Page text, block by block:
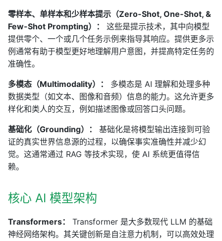
零样本、单样本和少样本提示（Zero-Shot, One-Shot, &
Few-Shot Prompting）：
这些是提示技术，其中向模型
提供零个、一个或几个任务示例来指导其响应。提供更多示
例通常有助于模型更好地理解用户意图，并提高特定任务的
准确性。
多模态（Multimodality）：
多模态是 AI 理解和处理多种
数据类型（如文本、图像和音频）信息的能力。这允许更多
样化和类人的交互，例如描述图像或回答口头问题。
基础化（Grounding）：
基础化是将模型输出连接到可验
证的真实世界信息源的过程，以确保事实准确性并减少幻
觉。这通常通过 RAG 等技术实现，使 AI 系统更值得信
赖。
核心 AI 模型架构
Transformers：
Transformer 是大多数现代 LLM 的基础
神经网络架构。其关键创新是自注意力机制，可以高效处理